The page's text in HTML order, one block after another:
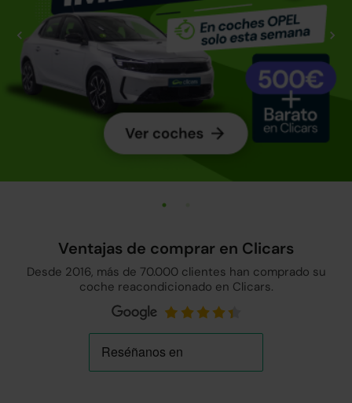
Ventajas de comprar en Clicars
Desde 2016, más de 70.000 clientes han comprado su
coche reacondicionado en Clicars.